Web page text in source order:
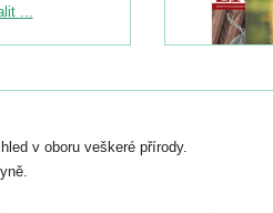
6. září.
nebo
...
v oboru veškeré přírody.